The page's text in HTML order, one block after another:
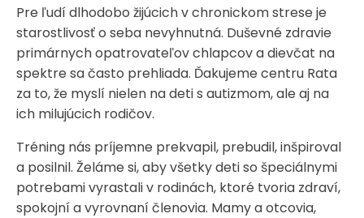
Pre ľudí dlhodobo žijúcich v chronickom strese je
starostlivosť o seba nevyhnutná. Duševné zdravie
primárnych opatrovateľov chlapcov a dievčat na
spektre sa často prehliada. Ďakujeme centru Rata
za to, že myslí nielen na deti s autizmom, ale aj na
ich milujúcich rodičov.
Tréning nás príjemne prekvapil, prebudil, inšpiroval
a posilnil. Želáme si, aby všetky deti so špeciálnymi
potrebami vyrastali v rodinách, ktoré tvoria zdraví,
spokojní a vyrovnaní členovia. Mamy a otcovia,